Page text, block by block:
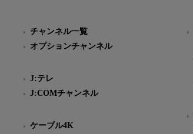
チャンネル一覧
オプションチャンネル
J:テレ
J:COMチャンネル
ケーブル4K